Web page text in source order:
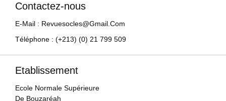
Contactez-nous
E-Mail : Revuesocles@gmail.com
Téléphone : (+213) (0) 21 799 509
Etablissement
Ecole Normale Supérieure
De Bouzaréah